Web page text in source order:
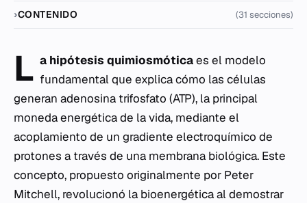
CONTENIDO (31 secciones)
L a hipótesis quimiosmóticaes el modelo
fundamental que explica cómo las células
generan adenosina trifosfato (ATP), la principal
moneda energética de la vida, mediante el
acoplamiento de un gradiente electroquímico de
protones a través de una membrana biológica. Este
concepto, propuesto originalmente por Peter
Mitchell, revolucionó la bioenergética al demostrar